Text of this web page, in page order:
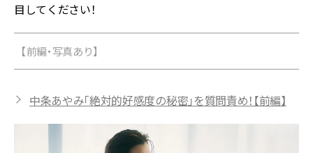
目してください！
【前編・写真あり】
中条あやみ「絶対的好感度の秘密」を質問責め！【前編】